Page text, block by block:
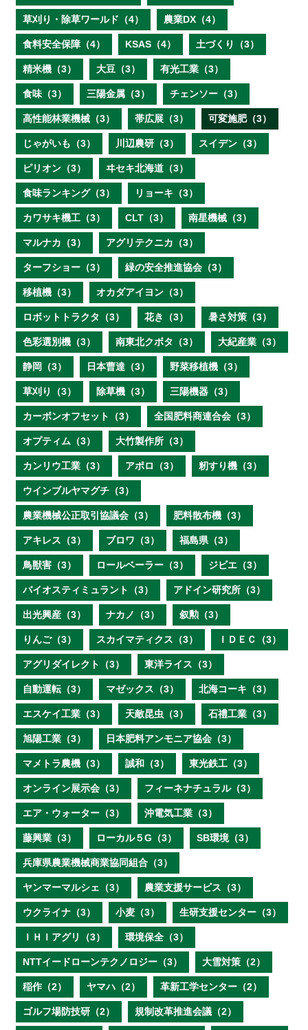
草刈り・除草ワールド（4） 農業DX（4）
食料安全保障（4） KSAS（4） 土づくり（3）
精米機（3） 大豆（3） 有光工業（3）
食味（3） 三陽金属（3） チェンソー（3）
高性能林業機械（3） 帯広展（3） 可変施肥（3）
じゃがいも（3） 川辺農研（3） スイデン（3）
ピリオン（3） ヰセキ北海道（3）
食味ランキング（3） リョーキ（3）
カワサキ機工（3） CLT（3） 南星機械（3）
マルナカ（3） アグリテクニカ（3）
ターフショー（3） 緑の安全推進協会（3）
移植機（3） オカダアイヨン（3）
ロボットトラクタ（3） 花き（3） 暑さ対策（3）
色彩選別機（3） 南東北クボタ（3） 大紀産業（3）
静岡（3） 日本曹達（3） 野菜移植機（3）
草刈り（3） 除草機（3） 三陽機器（3）
カーボンオフセット（3） 全国肥料商連合会（3）
オプティム（3） 大竹製作所（3）
カンリウ工業（3） アポロ（3） 籾すり機（3）
ウインブルヤマグチ（3）
農業機械公正取引協議会（3） 肥料散布機（3）
アキレス（3） ブロワ（3） 福島県（3）
鳥獣害（3） ロールベーラー（3） ジビエ（3）
バイオスティミュラント（3） アドイン研究所（3）
出光興産（3） ナカノ（3） 叙勲（3）
りんご（3） スカイマティクス（3） ＩＤＥＣ（3）
アグリダイレクト（3） 東洋ライス（3）
自動運転（3） マゼックス（3） 北海コーキ（3）
エスケイ工業（3） 天敵昆虫（3） 石禮工業（3）
旭陽工業（3） 日本肥料アンモニア協会（3）
マメトラ農機（3） 誠和（3） 東光鉄工（3）
オンライン展示会（3） フィーネナチュラル（3）
エア・ウォーター（3） 沖電気工業（3）
藤興業（3） ローカル５G（3） SB環境（3）
兵庫県農業機械商業協同組合（3）
ヤンマーマルシェ（3） 農業支援サービス（3）
ウクライナ（3） 小麦（3） 生研支援センター（3）
ＩＨＩアグリ（3） 環境保全（3）
NTTイードローンテクノロジー（3） 大雪対策（2）
稲作（2） ヤマハ（2） 革新工学センター（2）
ゴルフ場防技研（2） 規制改革推進会議（2）